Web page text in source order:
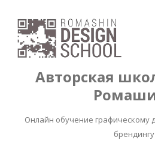
Авторская
Онлайн обучение графическому
брендингу